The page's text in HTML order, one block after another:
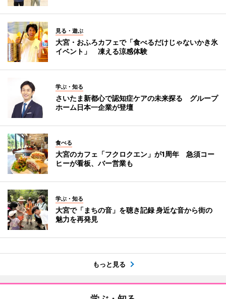
見る・遊ぶ
大宮・おふろカフェで「食べるだけじゃないかき氷
イベント」 凍える涼感体験
学ぶ・知る
さいたま新都心で認知症ケアの未来探る グループ
ホーム日本一企業が登壇
食べる
大宮のカフェ「フクロクエン」が1周年 急須コー
ヒーが看板、バー営業も
学ぶ・知る
大宮で「まちの音」を聴き記録 身近な音から街の
魅力を再発見
もっと見る